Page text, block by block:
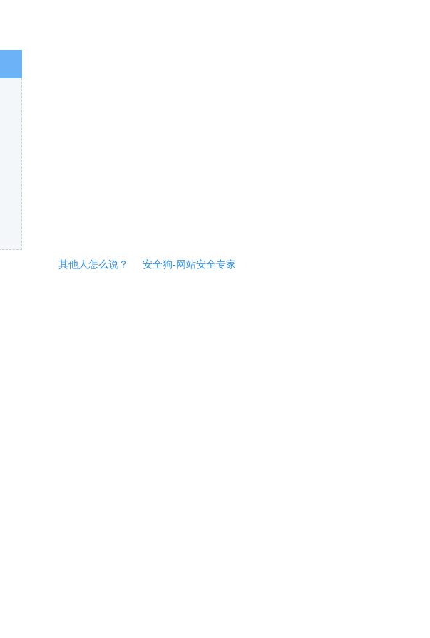
其他人怎么说？ 安全狗-网站安全专家